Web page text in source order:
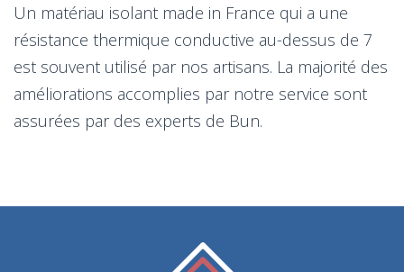
Un matériau isolant made in France qui a une
résistance thermique conductive au-dessus de 7
est souvent utilisé par nos artisans. La majorité des
améliorations accomplies par notre service sont
assurées par des experts de Bun.